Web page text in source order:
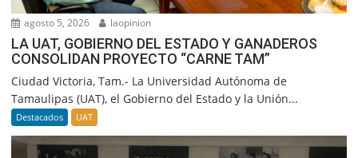
agosto 5, 2026 laopinion
LA UAT, GOBIERNO DEL ESTADO Y GANADEROS
CONSOLIDAN PROYECTO “CARNE TAM”
Ciudad Victoria, Tam.- La Universidad Autónoma de
Tamaulipas (UAT), el Gobierno del Estado y la Unión...
Destacados UAT